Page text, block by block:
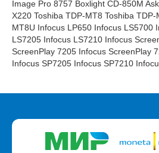
Image Pro 8757 Boxlight CD-850M
X220 Toshiba TDP-MT8 Toshiba
MT8U Infocus LP650 Infocus LS5700
LS7205 Infocus LS7210 Infocus
ScreenPlay 7205 Infocus ScreenPlay
Infocus SP7205 Infocus SP7210